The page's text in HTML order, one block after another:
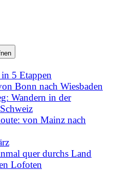
5 Etappen
Bonn nach Wiesbaden
Wandern in der
von Mainz nach
quer durchs Land
Lofoten